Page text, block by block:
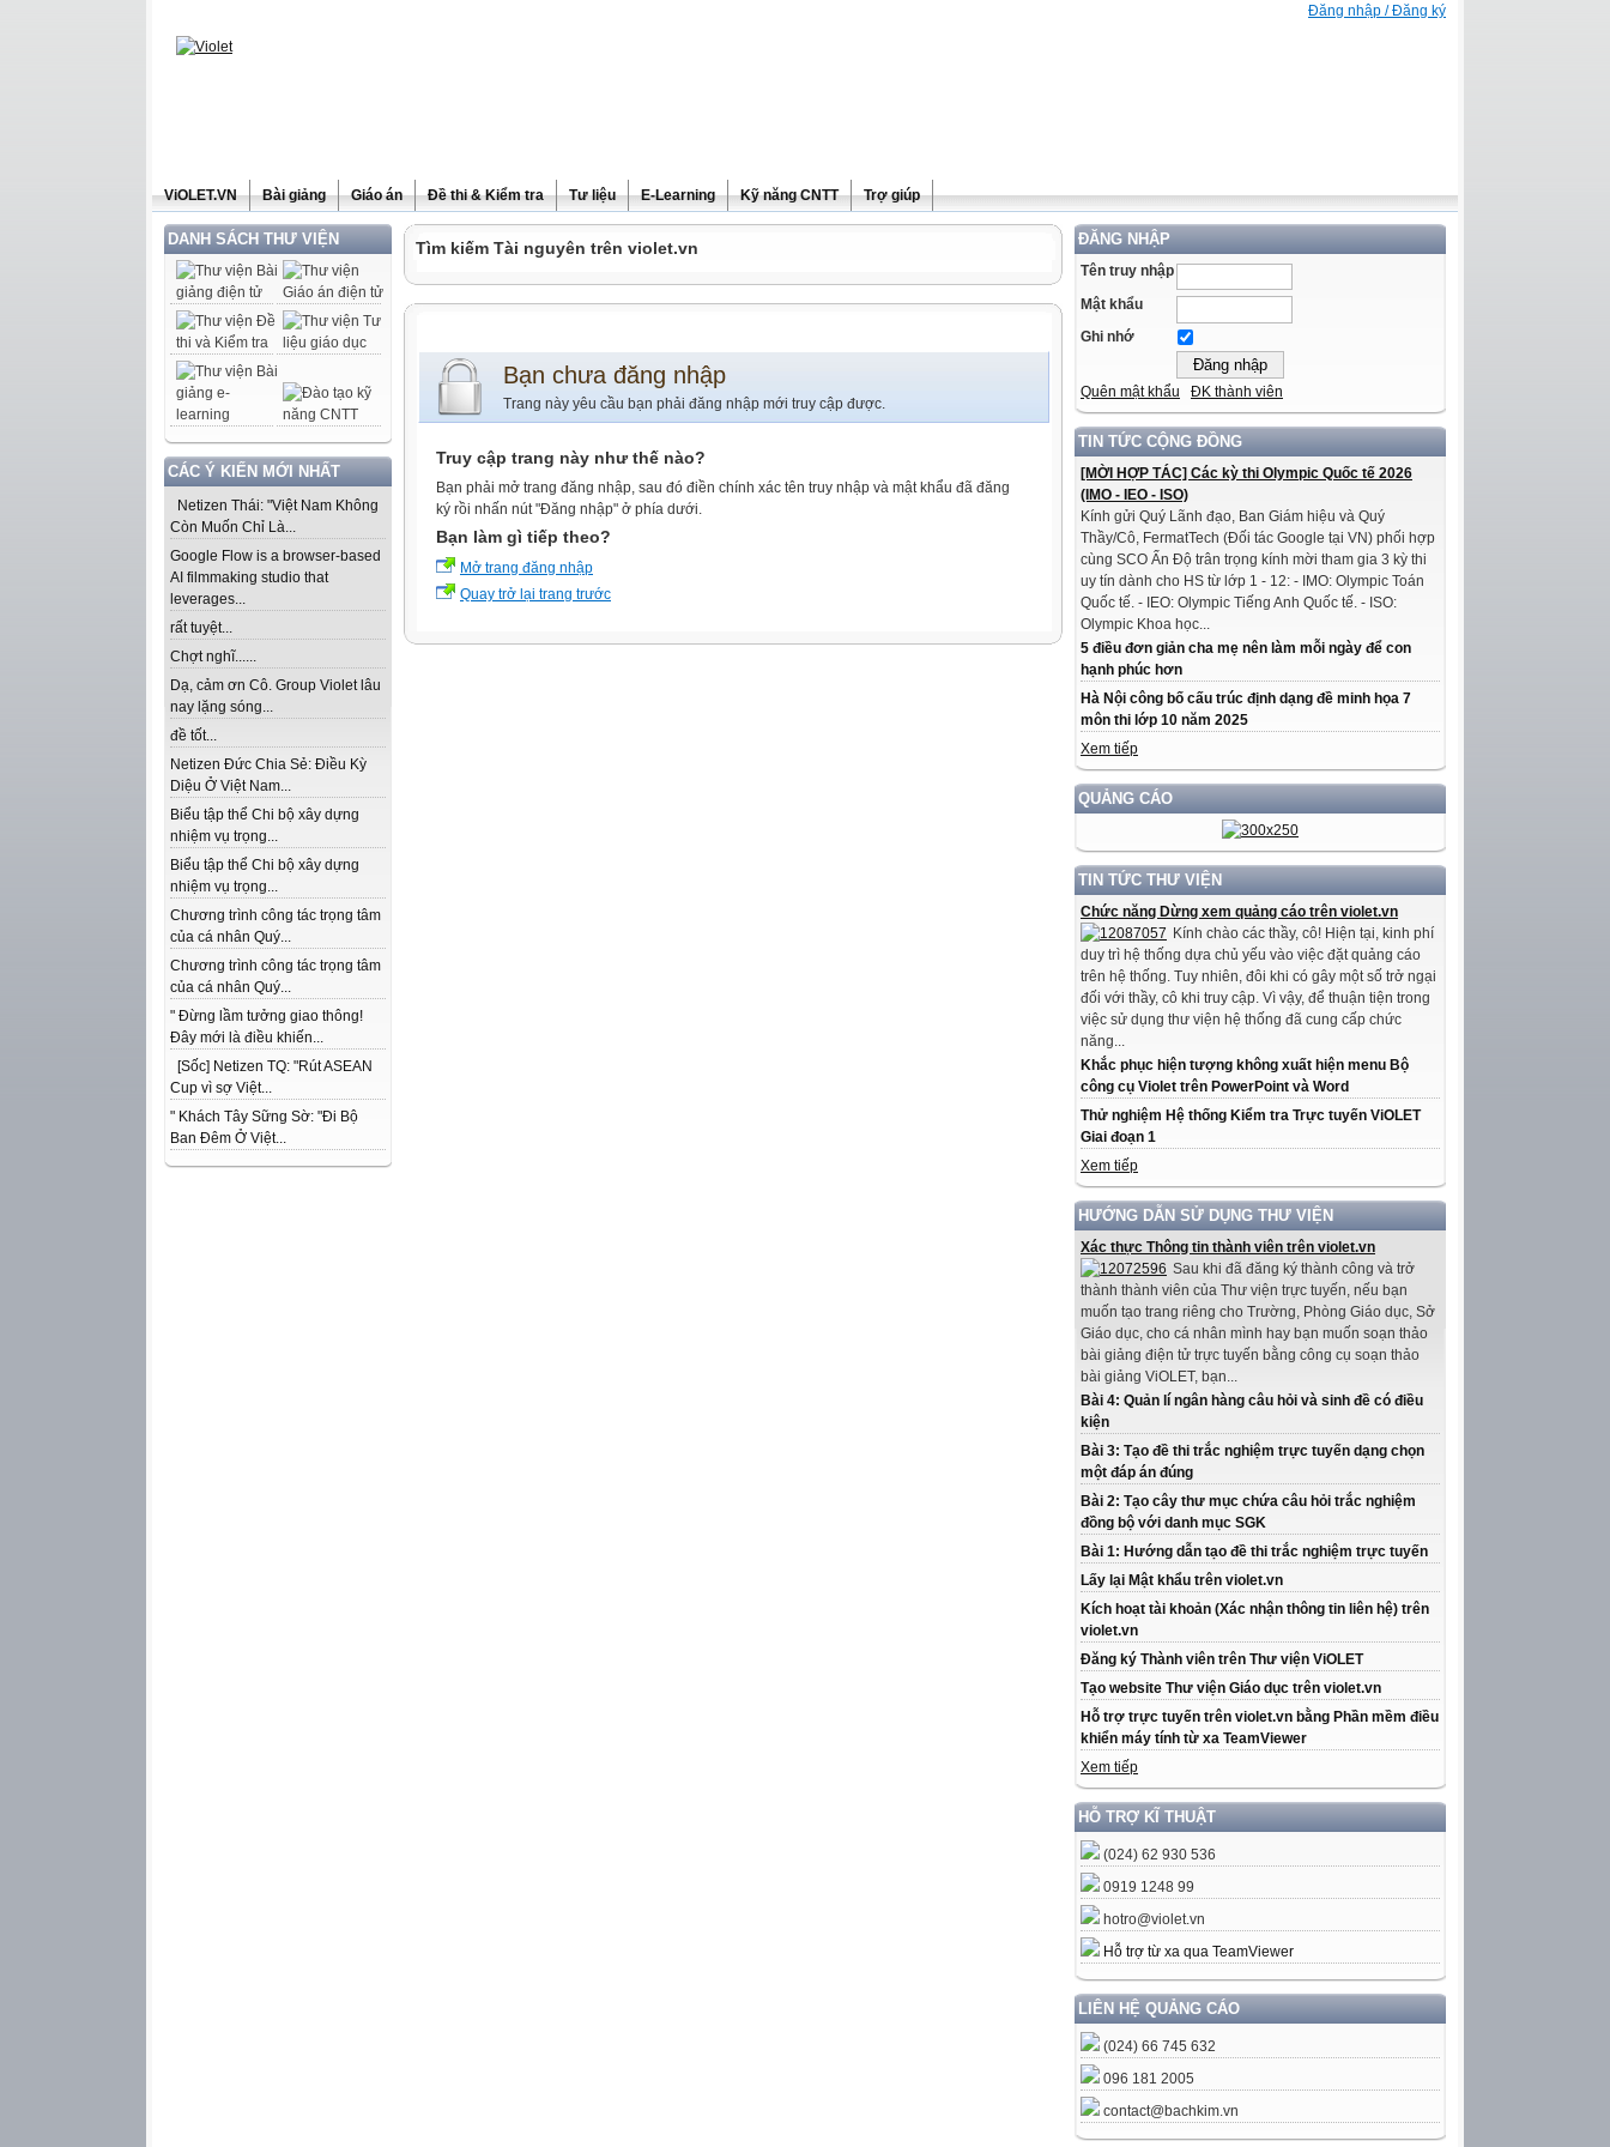
Đăng nhập / Đăng ký
ViOLET.VN Bài giảng Giáo án Đề thi & Kiểm tra Tư liệu E-Learning Kỹ năng CNTT Trợ giúp
DANH SÁCH THƯ VIỆN
CÁC Ý KIẾN MỚI NHẤT
Netizen Thái: "Việt Nam Không
Còn Muốn Chỉ Là...
Google Flow is a browser-based
AI filmmaking studio that
leverages...
rất tuyệt...
Chợt nghĩ......
Dạ, cảm ơn Cô. Group Violet lâu
nay lặng sóng...
đề tốt...
Netizen Đức Chia Sẻ: Điều Kỳ
Diệu Ở Việt Nam...
Biểu tập thể Chi bộ xây dựng
nhiệm vụ trọng...
Biểu tập thể Chi bộ xây dựng
nhiệm vụ trọng...
Chương trình công tác trọng tâm
của cá nhân Quý...
Chương trình công tác trọng tâm
của cá nhân Quý...
" Đừng lầm tưởng giao thông!
Đây mới là điều khiến...
[Sốc] Netizen TQ: "Rút ASEAN
Cup vì sợ Việt...
" Khách Tây Sững Sờ: "Đi Bộ
Ban Đêm Ở Việt...
ĐĂNG NHẬP
Tên truy nhập
Mật khẩu
Ghi nhớ
Quên mật khẩu ĐK thành viên
TIN TỨC CỘNG ĐỒNG
[MỜI HỢP TÁC] Các kỳ thi Olympic Quốc tế 2026
(IMO - IEO - ISO)
Kính gửi Quý Lãnh đạo, Ban Giám hiệu và Quý
Thầy/Cô, FermatTech (Đối tác Google tại VN) phối hợp
cùng SCO Ấn Độ trân trọng kính mời tham gia 3 kỳ thi
uy tín dành cho HS từ lớp 1 - 12: - IMO: Olympic Toán
Quốc tế. - IEO: Olympic Tiếng Anh Quốc tế. - ISO:
Olympic Khoa học...
5 điều đơn giản cha mẹ nên làm mỗi ngày để con
hạnh phúc hơn
Hà Nội công bố cấu trúc định dạng đề minh họa 7
môn thi lớp 10 năm 2025
Xem tiếp
QUẢNG CÁO
TIN TỨC THƯ VIỆN
Chức năng Dừng xem quảng cáo trên violet.vn
Kính chào các thầy, cô! Hiện tại, kinh phí
duy trì hệ thống dựa chủ yếu vào việc đặt quảng cáo
trên hệ thống. Tuy nhiên, đôi khi có gây một số trở ngại
đối với thầy, cô khi truy cập. Vì vậy, để thuận tiện trong
việc sử dụng thư viện hệ thống đã cung cấp chức
năng...
Khắc phục hiện tượng không xuất hiện menu Bộ
công cụ Violet trên PowerPoint và Word
Thử nghiệm Hệ thống Kiểm tra Trực tuyến ViOLET
Giai đoạn 1
Xem tiếp
HƯỚNG DẪN SỬ DỤNG THƯ VIỆN
Xác thực Thông tin thành viên trên violet.vn
Sau khi đã đăng ký thành công và trở
thành thành viên của Thư viện trực tuyến, nếu bạn
muốn tạo trang riêng cho Trường, Phòng Giáo dục, Sở
Giáo dục, cho cá nhân mình hay bạn muốn soạn thảo
bài giảng điện tử trực tuyến bằng công cụ soạn thảo
bài giảng ViOLET, bạn...
Bài 4: Quản lí ngân hàng câu hỏi và sinh đề có điều
kiện
Bài 3: Tạo đề thi trắc nghiệm trực tuyến dạng chọn
một đáp án đúng
Bài 2: Tạo cây thư mục chứa câu hỏi trắc nghiệm
đồng bộ với danh mục SGK
Bài 1: Hướng dẫn tạo đề thi trắc nghiệm trực tuyến
Lấy lại Mật khẩu trên violet.vn
Kích hoạt tài khoản (Xác nhận thông tin liên hệ) trên
violet.vn
Đăng ký Thành viên trên Thư viện ViOLET
Tạo website Thư viện Giáo dục trên violet.vn
Hỗ trợ trực tuyến trên violet.vn bằng Phần mềm điều
khiển máy tính từ xa TeamViewer
Xem tiếp
HỖ TRỢ KĨ THUẬT
(024) 62 930 536
0919 1248 99
hotro@violet.vn
Hỗ trợ từ xa qua TeamViewer
LIÊN HỆ QUẢNG CÁO
(024) 66 745 632
096 181 2005
contact@bachkim.vn
Tìm kiếm Tài nguyên trên violet.vn
Bạn chưa đăng nhập
Trang này yêu cầu bạn phải đăng nhập mới truy cập được.
Truy cập trang này như thế nào?
Bạn phải mở trang đăng nhập, sau đó điền chính xác tên truy nhập và mật khẩu đã đăng
ký rồi nhấn nút "Đăng nhập" ở phía dưới.
Bạn làm gì tiếp theo?
Mở trang đăng nhập
Quay trở lại trang trước